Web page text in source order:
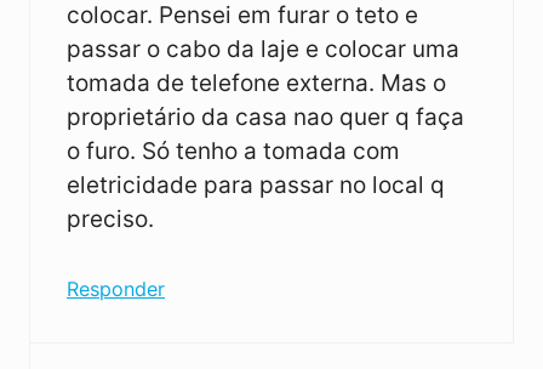
colocar. Pensei em furar o teto e
passar o cabo da laje e colocar uma
tomada de telefone externa. Mas o
proprietário da casa nao quer q faça
o furo. Só tenho a tomada com
eletricidade para passar no local q
preciso.
Responder